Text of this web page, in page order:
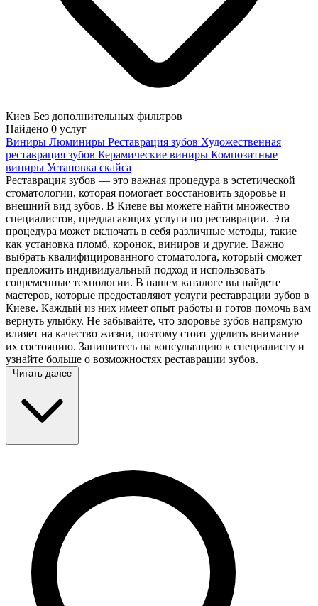
Киев Без дополнительных фильтров
Найдено 0 услуг
Виниры Люминиры Реставрация зубов Художественная
реставрация зубов Керамические виниры Композитные
виниры Установка скайса
Реставрация зубов — это важная процедура в эстетической
стоматологии, которая помогает восстановить здоровье и
внешний вид зубов. В Киеве вы можете найти множество
специалистов, предлагающих услуги по реставрации. Эта
процедура может включать в себя различные методы, такие
как установка пломб, коронок, виниров и другие. Важно
выбрать квалифицированного стоматолога, который сможет
предложить индивидуальный подход и использовать
современные технологии. В нашем каталоге вы найдете
мастеров, которые предоставляют услуги реставрации зубов в
Киеве. Каждый из них имеет опыт работы и готов помочь вам
вернуть улыбку. Не забывайте, что здоровье зубов напрямую
влияет на качество жизни, поэтому стоит уделить внимание
их состоянию. Запишитесь на консультацию к специалисту и
узнайте больше о возможностях реставрации зубов.
Читать далее